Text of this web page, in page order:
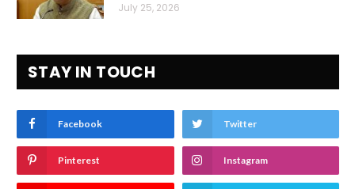
July 25, 2026
STAY IN TOUCH
Facebook Twitter
Pinterest Instagram